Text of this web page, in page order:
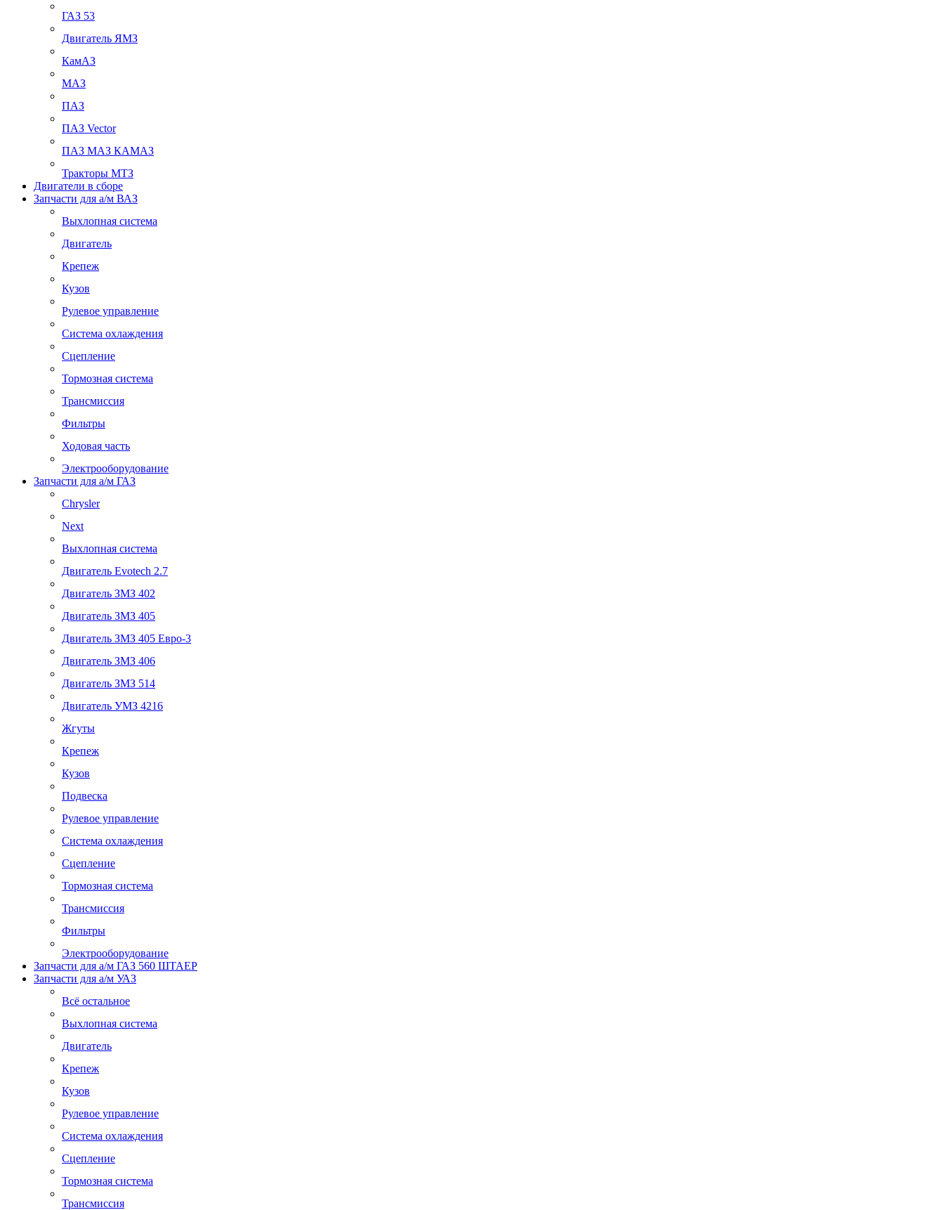
ГАЗ 53
Двигатель ЯМЗ
КамАЗ
МАЗ
ПАЗ
ПАЗ Vector
ПАЗ МАЗ КАМАЗ
Тракторы МТЗ
Двигатели в сборе
Запчасти для а/м ВАЗ
Выхлопная система
Двигатель
Крепеж
Кузов
Рулевое управление
Система охлаждения
Сцепление
Тормозная система
Трансмиссия
Фильтры
Ходовая часть
Электрооборудование
Запчасти для а/м ГАЗ
Chrysler
Next
Выхлопная система
Двигатель Evotech 2.7
Двигатель ЗМЗ 402
Двигатель ЗМЗ 405
Двигатель ЗМЗ 405 Евро-3
Двигатель ЗМЗ 406
Двигатель ЗМЗ 514
Двигатель УМЗ 4216
Жгуты
Крепеж
Кузов
Подвеска
Рулевое управление
Система охлаждения
Сцепление
Тормозная система
Трансмиссия
Фильтры
Электрооборудование
Запчасти для а/м ГАЗ 560 ШТАЕР
Запчасти для а/м УАЗ
Всё остальное
Выхлопная система
Двигатель
Крепеж
Кузов
Рулевое управление
Система охлаждения
Сцепление
Тормозная система
Трансмиссия